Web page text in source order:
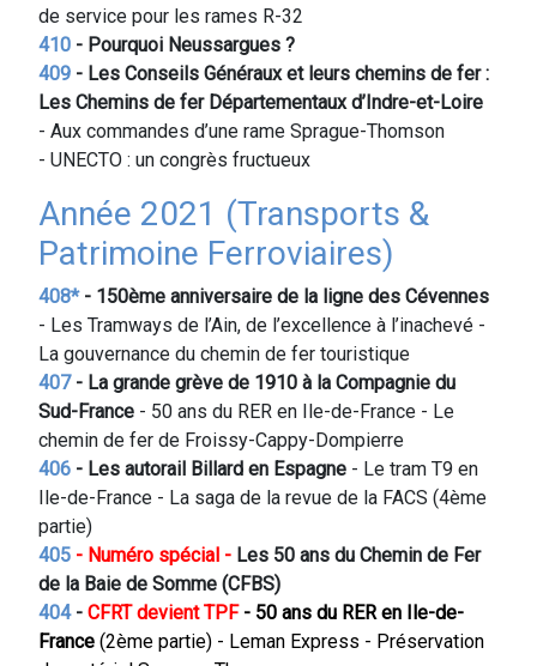
de service pour les rames R-32
410 - Pourquoi Neussargues ?
409 - Les Conseils Généraux et leurs chemins de fer :
Les Chemins de fer Départementaux d’Indre-et-Loire
- Aux commandes d’une rame Sprague-Thomson
- UNECTO : un congrès fructueux
Année 2021 (Transports &
Patrimoine Ferroviaires)
408*- 150ème anniversaire de la ligne des Cévennes
- Les Tramways de l’Ain, de l’excellence à l’inachevé -
La gouvernance du chemin de fer touristique
407- La grande grève de 1910 à la Compagnie du
Sud-France - 50 ans du RER en Ile-de-France - Le
chemin de fer de Froissy-Cappy-Dompierre
406 - Les autorail Billard en Espagne - Le tram T9 en
Ile-de-France - La saga de la revue de la FACS (4ème
partie)
405 - Numéro spécial - Les 50 ans du Chemin de Fer
de la Baie de Somme (CFBS)
404- CFRT devient TPF- 50 ans du RER en Ile-de-
France (2ème partie) - Leman Express - Préservation